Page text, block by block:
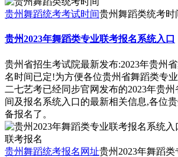
贵州舞蹈统考考试时间贵州舞蹈类统考时
贵州2023年舞蹈类专业联考报名系统入口
贵州省招生考试院最新发布:2023年贵州
名时间已定!为方便各位贵州省舞蹈类专
二七艺考已经同步官网发布的2023年贵
间及报名系统入口的最新相关信息,各位
备报名了。
贵州舞蹈统考报名网址贵州2023年舞蹈